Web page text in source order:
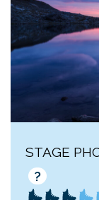
STAGE
?